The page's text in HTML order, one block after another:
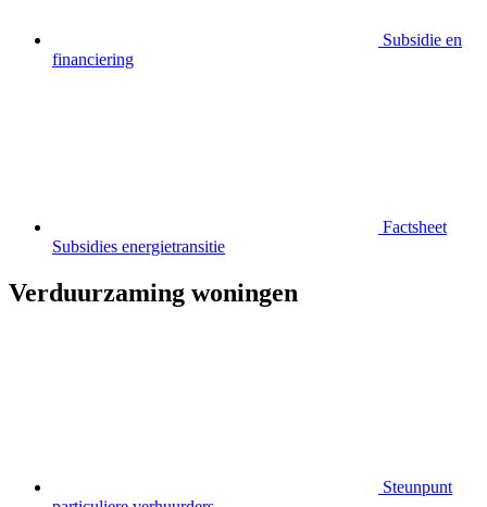
Subsidie en
financiering
Factsheet
Subsidies energietransitie
Verduurzaming woningen
Steunpunt